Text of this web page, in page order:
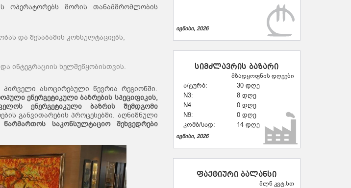
ოპერატორებს შორის თანამშრომლობის
და შესაბამის კონსულტაციებს,
ინტეგრაციის ხელშეწყობისთვის.
ასოცირებული წევრია რეგიონში.
ენერგეტიკული ბაზრების სპეციფიკის,
ენერგეტიკული ბაზრის
შემდგომი
განვითარების პროცესებში. აღნიშნული
წარმართოს საკონსულტაციო
შეხვედრები
ივნისი, 2026
სიმძლავრის ბაზარი
მზადყოფნის დღეები
ა/ტურბ:
30 დღე
N3:
8 დღე
N4:
0 დღე
N9:
0 დღე
კომბ/სად:
14 დღე
ივნისი, 2026
ფაქტიური ბალანსი
მლნ კვტ.სთ